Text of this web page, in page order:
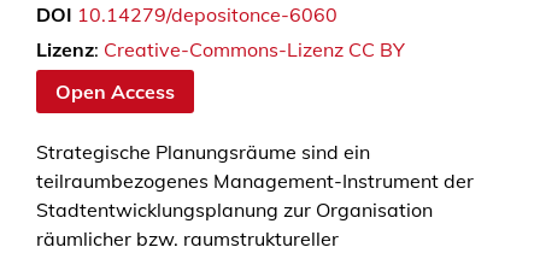
DOI 10.14279/depositonce-6060
Lizenz: Creative-Commons-Lizenz CC BY
Open Access
Strategische Planungsräume sind ein
teilraumbezogenes Management-Instrument der
Stadtentwicklungsplanung zur Organisation
räumlicher bzw. raumstruktureller